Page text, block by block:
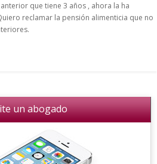
que tiene 3 años , ahora la ha
reclamar la pensión alimenticia que no
un abogado